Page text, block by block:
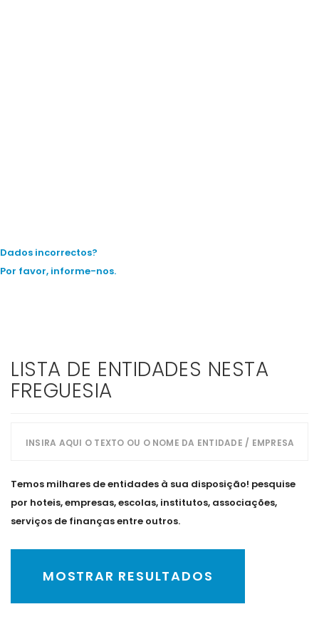
Dados incorrectos?
Por favor, informe-nos.
LISTA DE ENTIDADES NESTA
FREGUESIA
Temos milhares de entidades à sua disposição! pesquise
por hoteis, empresas, escolas, institutos, associações,
serviços de finanças entre outros.
MOSTRAR RESULTADOS